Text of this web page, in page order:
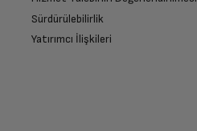
Sürdürülebilirlik
Yatırımcı İlişkileri